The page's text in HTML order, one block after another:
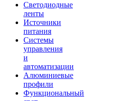
Светодиодные
ленты
Источники
питания
Системы
управления
и
автоматизации
Алюминиевые
профили
Функциональный